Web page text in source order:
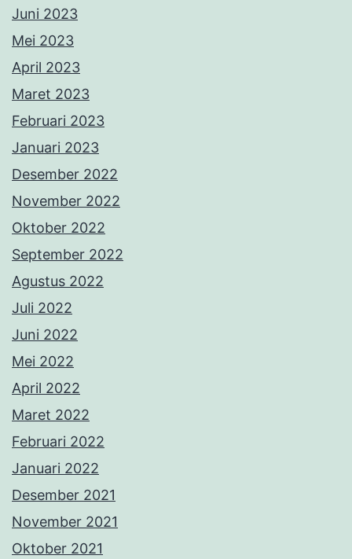
Juni 2023
Mei 2023
April 2023
Maret 2023
Februari 2023
Januari 2023
Desember 2022
November 2022
Oktober 2022
September 2022
Agustus 2022
Juli 2022
Juni 2022
Mei 2022
April 2022
Maret 2022
Februari 2022
Januari 2022
Desember 2021
November 2021
Oktober 2021